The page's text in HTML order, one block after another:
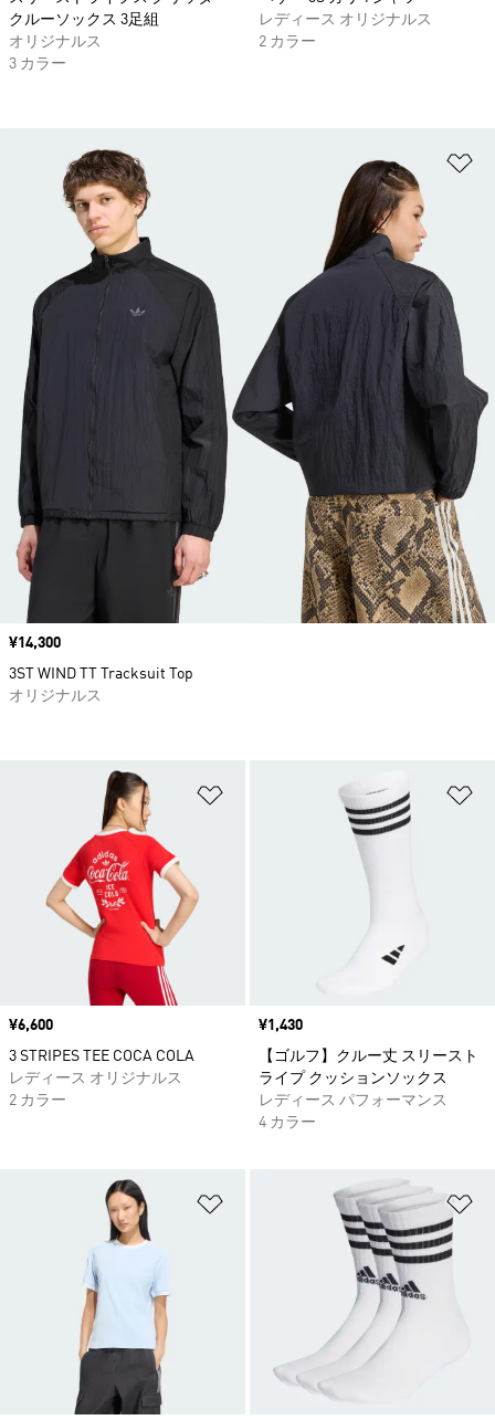
クルーソックス 3足組
オリジナルス
3 カラー
レディース オリジナルス
2 カラー
ほしいものリストに追加
価格
¥6,600
3 STRIPES TEE COCA COLA
レディース オリジナルス
2 カラー
価格
¥1,430
【ゴルフ】クルー丈 スリースト
ライプ クッションソックス
レディース パフォーマンス
4 カラー
ほしいものリストに追加
価格
¥14,300
3ST WIND TT Tracksuit Top
オリジナルス